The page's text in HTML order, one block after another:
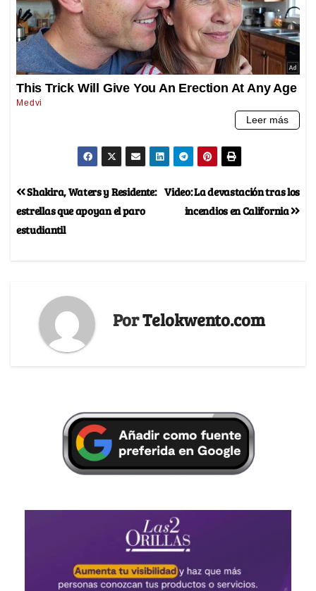
Video: La devastación tras los
incendios en California
Shakira, Waters y Residente:
estrellas que apoyan el paro
estudiantil
PorTelokwento.com